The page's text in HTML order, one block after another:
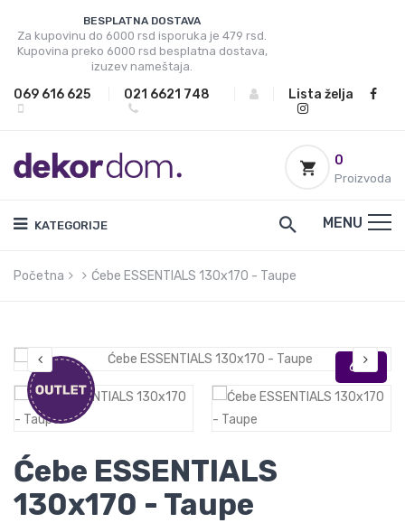
BESPLATNA DOSTAVA
Za kupovinu do 6000 rsd isporuka je 479 rsd.
Kupovina preko 6000 rsd besplatna dostava,
izuzev nameštaja.
069 616 625 021 6621 748 Lista želja
0
Proizvoda
KATEGORIJE MENU
Početna Ćebe ESSENTIALS 130x170 - Taupe
Ćebe ESSENTIALS
130x170 - Taupe